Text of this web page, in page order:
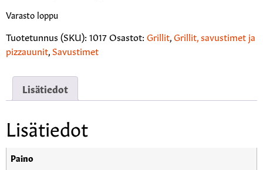
Varasto loppu
Tuotetunnus (SKU): 1017Osastot: Grillit Grillit, savustimet ja
pizzauunit Savustimet
Lisätiedot
Lisätiedot
Paino